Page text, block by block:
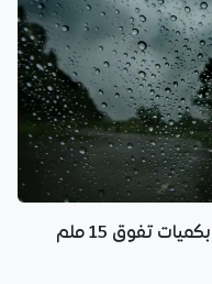
طقس الإثنين: أمطار رعدية مرتقبة بكميات تفوق 15 ملم